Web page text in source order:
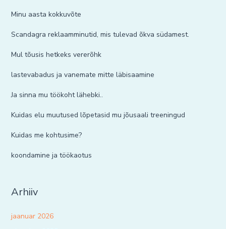
Minu aasta kokkuvõte
Scandagra reklaamminutid, mis tulevad õkva südamest.
Mul tõusis hetkeks vererõhk
lastevabadus ja vanemate mitte läbisaamine
Ja sinna mu töökoht lähebki..
Kuidas elu muutused lõpetasid mu jõusaali treeningud
Kuidas me kohtusime?
koondamine ja töökaotus
Arhiiv
jaanuar 2026